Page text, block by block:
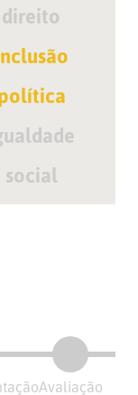
direito
social
Avaliação